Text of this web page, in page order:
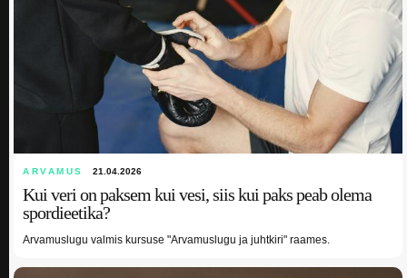
ARVAMUS 21.04.2026
Kui veri on paksem kui vesi, siis kui paks peab olema
spordieetika?
Arvamuslugu valmis kursuse "Arvamuslugu ja juhtkiri" raames.